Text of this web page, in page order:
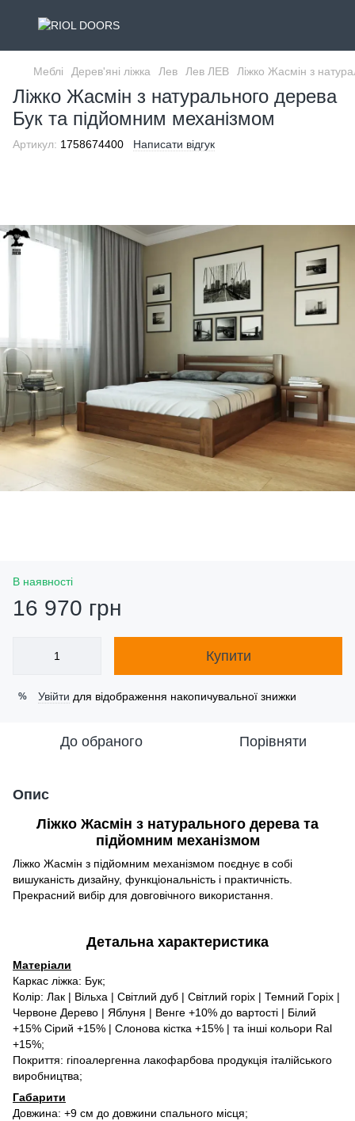
Меблі Дерев'яні ліжка Лев Лев ЛЕВ Ліжко Жасмін з
Ліжко Жасмін з натурального дерева
Бук та підйомним механізмом
Артикул: 1758674400 Написати відгук
В наявності
16 970 грн
Купити
% Увійти для відображення накопичувальної знижки
До обраного Порівняти
Опис
Ліжко Жасмін з натурального дерева та
підйомним механізмом
Ліжко Жасмін з підйомним механізмом поєднує в собі
вишуканість дизайну, функціональність і практичність.
Прекрасний вибір для довговічного використання.
Детальна характеристика
Матеріали
Каркас ліжка: Бук;
Колір: Лак | Вільха | Світлий дуб | Світлий горіх | Темний Горіх |
Червоне Дерево | Яблуня | Венге +10% до вартості | Білий
+15% Сірий +15% | Слонова кістка +15% | та інші кольори Ral
+15%;
Покриття: гіпоалергенна лакофарбова продукція італійського
виробництва;
Габарити
Довжина: +9 см до довжини спального місця;